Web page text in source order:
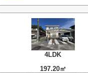
4LDK
197.20㎡